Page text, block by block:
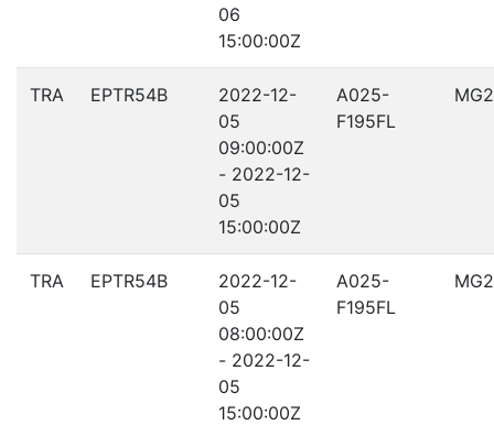
06
15:00:00Z
TRA EPTR54B
2022-12-
05
09:00:00Z
- 2022-12-
05
15:00:00Z
A025-
F195FL
TRA EPTR54B
2022-12-
05
08:00:00Z
- 2022-12-
05
15:00:00Z
A025-
F195FL